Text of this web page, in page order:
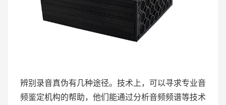
辨别录音真伪有几种途径。技术上，可以寻求专业音
频鉴定机构的帮助，他们能通过分析音频频谱等技术